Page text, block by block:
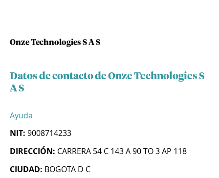
Onze Technologies S A S
Datos de contacto de Onze Technologies S
A S
Ayuda
NIT: 9008714233
DIRECCIÓN: CARRERA 54 C 143 A 90 TO 3 AP 118
CIUDAD: BOGOTA D C